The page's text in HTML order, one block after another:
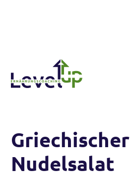
Griechischer
Nudelsalat